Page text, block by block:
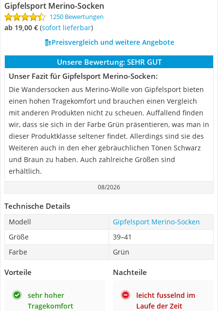
Gipfelsport Merino-Socken
1250 Bewertungen
ab 19,00 € ( Sofort lieferbar)
Preisvergleich und weitere Angebote
Unsere Bewertung: SEHR GUT
Unser Fazit für Gipfelsport Merino-Socken:
Die Wandersocken aus Merino-Wolle von Gipfelsport bieten
einen hohen Tragekomfort und brauchen einen Vergleich
mit anderen Produkten nicht zu scheuen. Auffallend finden
wir, dass sie sich in der Farbe Grün präsentieren, was man in
dieser Produktklasse seltener findet. Allerdings sind sie des
Weiteren auch in den eher gebräuchlichen Tönen Schwarz
und Braun zu haben. Auch zahlreiche Größen sind
erhältlich.
08/2026
Technische Details
Modell
Gipfelsport Merino-Socken
Größe
39–41
Farbe
Grün
Vorteile
sehr hoher
Tragekomfort
Nachteile
leicht fusselnd im
Laufe der Zeit